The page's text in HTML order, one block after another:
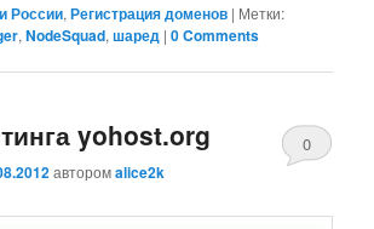
России,Регистрация доменов | Метки:
,NodeSquad,шаред |0 Comments
yohost.org
авторомalice2k
0